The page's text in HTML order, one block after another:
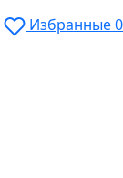
Избранные0